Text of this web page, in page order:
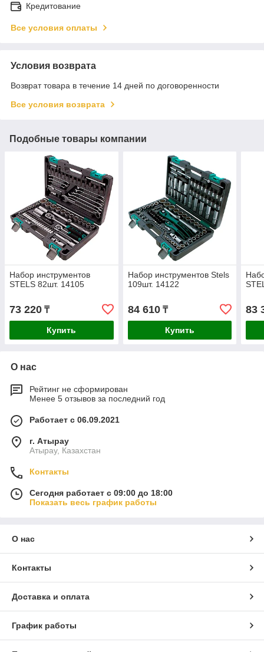
Кредитование
Все условия оплаты
Условия возврата
Возврат товара в течение 14 дней по договоренности
Все условия возврата
Подобные товары компании
Набор инструментов
STELS 82шт. 14105
73 220 ₸
Купить
Набор инструментов Stels
109шт. 14122
84 610₸
Купить
83
О нас
Рейтинг не сформирован
Менее 5 отзывов за последний год
Работает с 06.09.2021
г. Атырау
Атырау, Казахстан
Контакты
Сегодня работает с 09:00 до 18:00
Показать весь график работы
О нас
Контакты
Доставка и оплата
График работы